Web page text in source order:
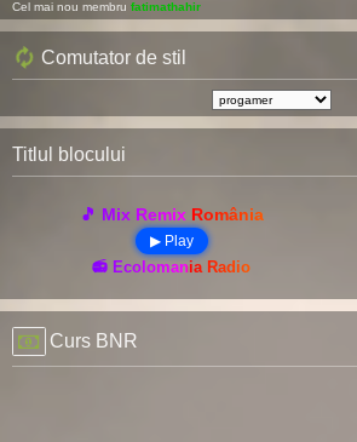
Cel mai nou membru fatimathahir
Comutator de stil
Titlul blocului
🎵 Mix Remix România
▶ Play
📻 Ecolomania Radio
Curs BNR